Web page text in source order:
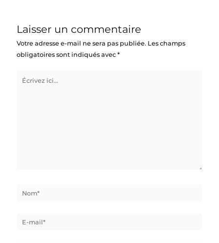
Laisser un commentaire
Votre adresse e-mail ne sera pas publiée. Les champs
obligatoires sont indiqués avec*
Nom*
E-